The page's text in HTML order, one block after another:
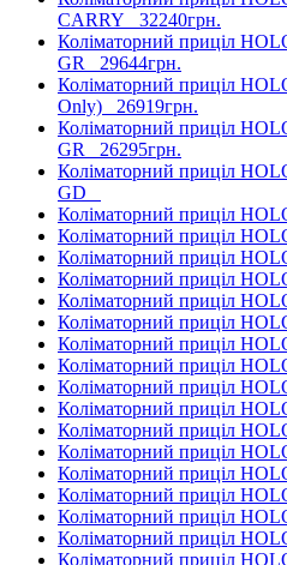
CARRY 32240грн.
Коліматорний приціл
GR 29644грн.
Коліматорний приціл
Only) 26919грн.
Коліматорний приціл
GR 26295грн.
Коліматорний приціл
GD
Коліматорний приціл
Коліматорний приціл
Коліматорний приціл
Коліматорний приціл
Коліматорний приціл
Коліматорний приціл
Коліматорний приціл
Коліматорний приціл
Коліматорний приціл
Коліматорний приціл
Коліматорний приціл
Коліматорний приціл
Коліматорний приціл
Коліматорний приціл
Коліматорний приціл
Коліматорний приціл
Коліматорний приціл